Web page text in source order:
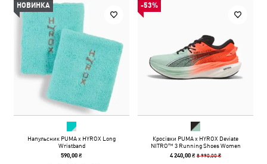
НОВИНКА
Напульсник PUMA x HYROX Long
Wristband
590,00 ₴
-53%
Кросівки PUMA x HYROX Deviate
NITRO™ 3 Running Shoes Women
4 240,00 ₴8 990,00 ₴